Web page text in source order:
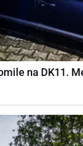
na DK11.